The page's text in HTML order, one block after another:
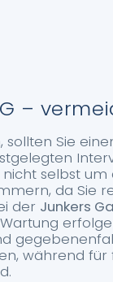
–
Sie
selbst
da Sie
der Junkers
während